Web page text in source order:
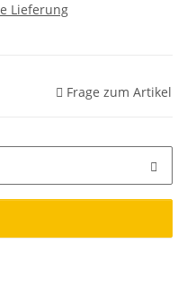
Lieferung
Frage zum Artikel